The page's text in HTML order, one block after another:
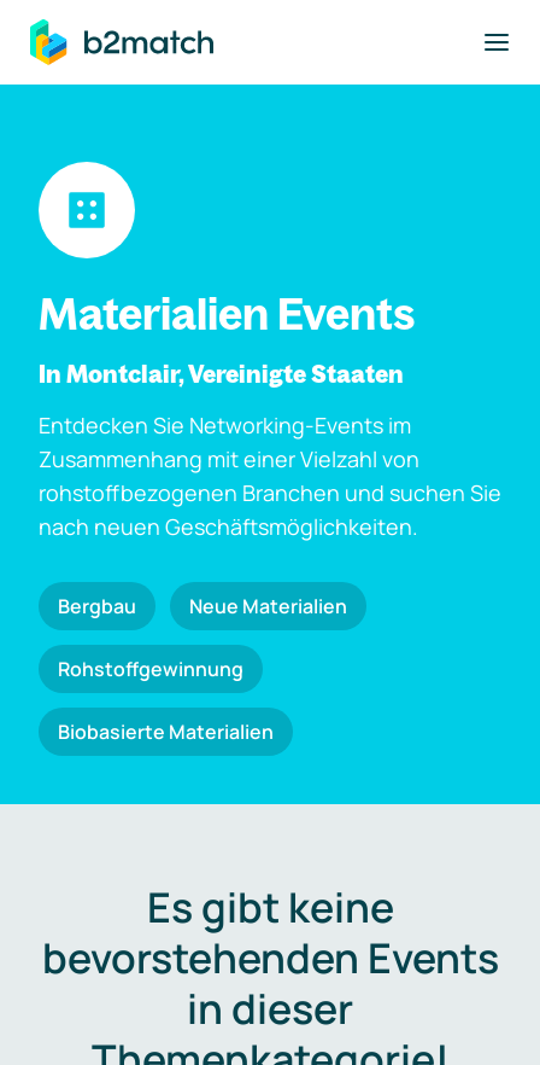
springen
Materialien Events
In Montclair, Vereinigte Staaten
Entdecken Sie Networking-Events im
Zusammenhang mit einer Vielzahl von
rohstoffbezogenen Branchen und suchen Sie
nach neuen Geschäftsmöglichkeiten.
Bergbau Neue Materialien
Rohstoffgewinnung
Biobasierte Materialien
Es gibt keine
bevorstehenden Events
in dieser